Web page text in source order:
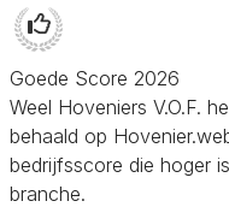
Goede Score 2026
Weel Hoveniers V.O.F.
behaald op
bedrijfsscore die hoger
branche.